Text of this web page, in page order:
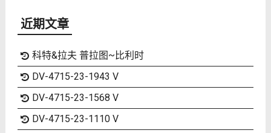
近期文章
科特&拉夫 普拉图~比利时
DV-4715-23-1943 V
DV-4715-23-1568 V
DV-4715-23-1110 V